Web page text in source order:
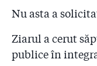
2.11
Pentru ce
2.12
Coloneii
public
Nu asta a
Ziarul a cerut
publice în